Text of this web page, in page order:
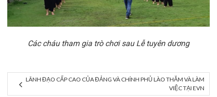
Các cháu tham gia trò chơi sau Lễ tuyên dương
LÃNH ĐẠO CẤP CAO CỦA ĐẢNG VÀ CHÍNH PHỦ LÀO THĂM VÀ LÀM
VIỆC TẠI EVN